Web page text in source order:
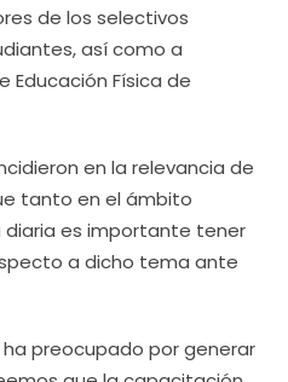
de los selectivos
así como a
Educación Física de
en la relevancia de
tanto en el ámbito
es importante tener
a dicho tema ante
ha preocupado por generar